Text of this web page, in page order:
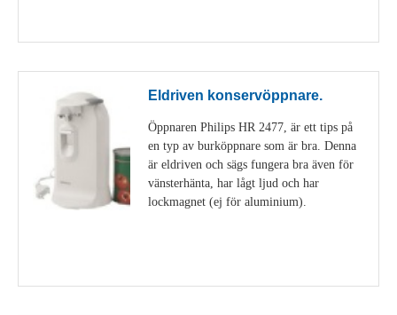
Eldriven konservöppnare.
Öppnaren Philips HR 2477, är ett tips på
en typ av burköppnare som är bra. Denna
är eldriven och sägs fungera bra även för
vänsterhänta, har lågt ljud och har
lockmagnet (ej för aluminium).